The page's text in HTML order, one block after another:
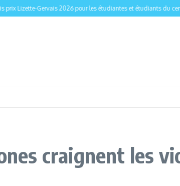
Lizette-Gervais 2026 pour les étudiantes et étudiants du
craignent les